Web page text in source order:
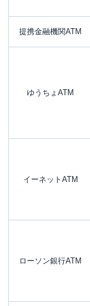
提携金融機関ATM
ゆうちょATM
イーネットATM
ローソン銀行ATM